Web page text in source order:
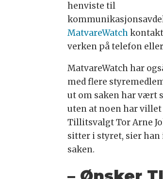
henviste til
MatvareWatch
verken på telefon eller
MatvareWatch har
med flere
ut om saken har vært
uten at noen har villet
Tillitsvalgt Tor Arne
sitter i styret, sier
saken.